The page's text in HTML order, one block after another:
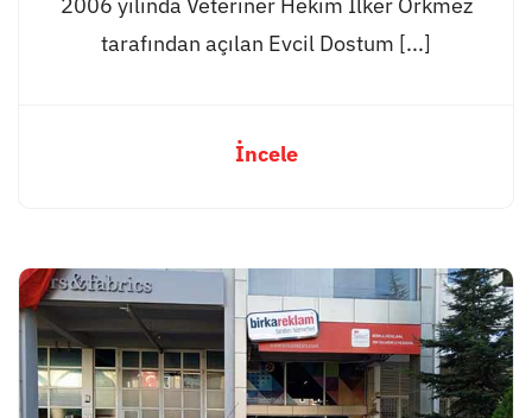
tarafından açılan Evcil Dostum [...]
İncele